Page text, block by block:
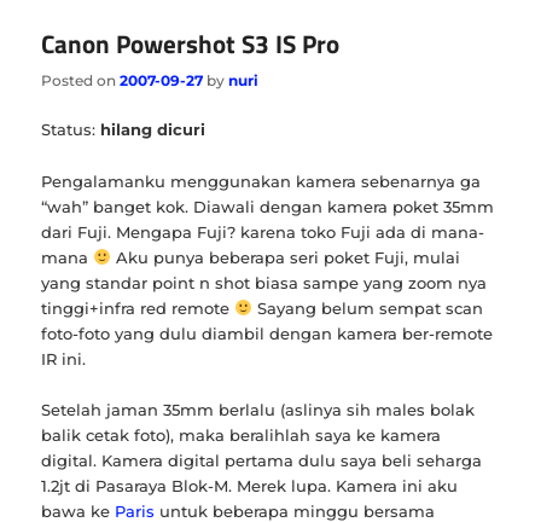
Canon Powershot S3 IS Pro
Posted on2007-09-27 bynuri
Status: hilang dicuri
Pengalamanku menggunakan kamera sebenarnya ga
“wah” banget kok. Diawali dengan kamera poket 35mm
dari Fuji. Mengapa Fuji? karena toko Fuji ada di mana-
mana
Aku punya beberapa seri poket Fuji, mulai
yang standar point n shot biasa sampe yang zoom nya
tinggi+infra red remote
Sayang belum sempat scan
foto-foto yang dulu diambil dengan kamera ber-remote
IR ini.
Setelah jaman 35mm berlalu (aslinya sih males bolak
balik cetak foto), maka beralihlah saya ke kamera
digital. Kamera digital pertama dulu saya beli seharga
1.2jt di Pasaraya Blok-M. Merek lupa. Kamera ini aku
bawa ke Paris untuk beberapa minggu bersama